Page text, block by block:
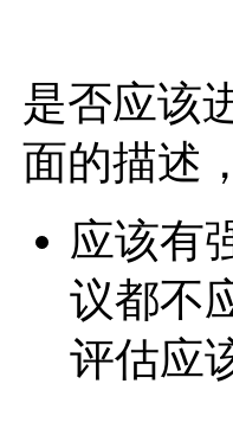
是否应该
面的描述
应该有
议都不
评估应